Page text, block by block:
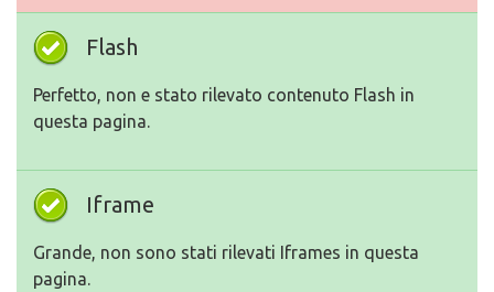
Flash
Perfetto, non e stato rilevato contenuto Flash in
questa pagina.
Iframe
Grande, non sono stati rilevati Iframes in questa
pagina.